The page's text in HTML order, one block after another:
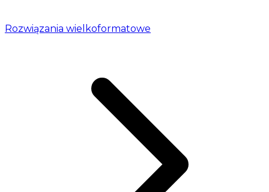
Rozwiązania wielkoformatowe